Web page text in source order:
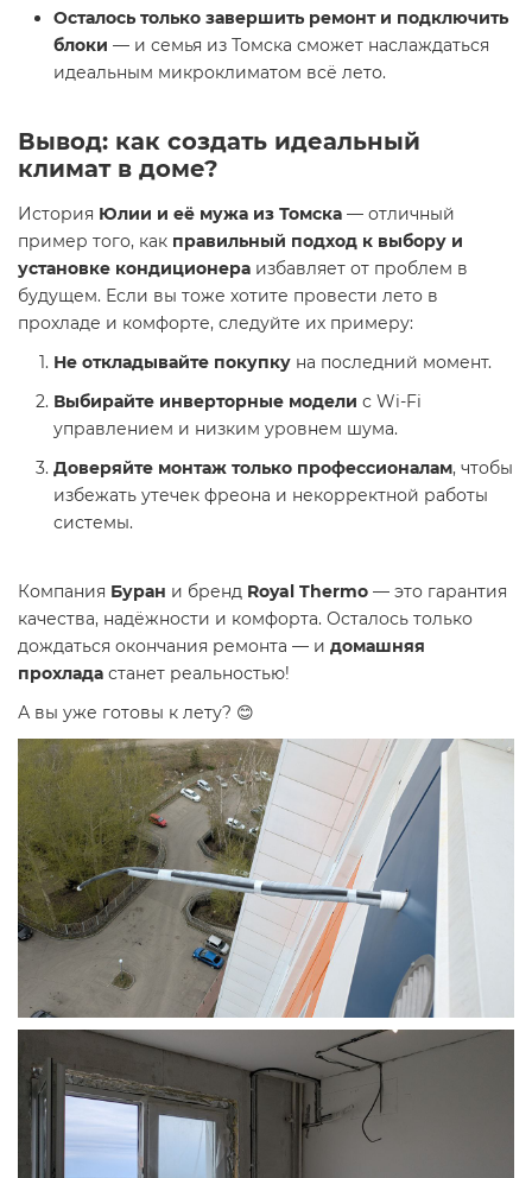
Осталось только завершить ремонт и подключить
блоки — и семья из Томска сможет наслаждаться
идеальным микроклиматом всё лето.
Вывод: как создать идеальный
климат в доме?
История Юлии и её мужа из Томска — отличный
пример того, как правильный подход к выбору и
установке кондиционера избавляет от проблем в
будущем. Если вы тоже хотите провести лето в
прохладе и комфорте, следуйте их примеру:
Не откладывайте покупку на последний момент.
Выбирайте инверторные модели с Wi-Fi
управлением и низким уровнем шума.
Доверяйте монтаж только профессионалам, чтобы
избежать утечек фреона и некорректной работы
системы.
Компания Буран и бренд Royal Thermo — это гарантия
качества, надёжности и комфорта. Осталось только
дождаться окончания ремонта — и домашняя
прохлада станет реальностью!
А вы уже готовы к лету? 😊